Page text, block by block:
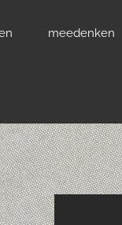
meedenken